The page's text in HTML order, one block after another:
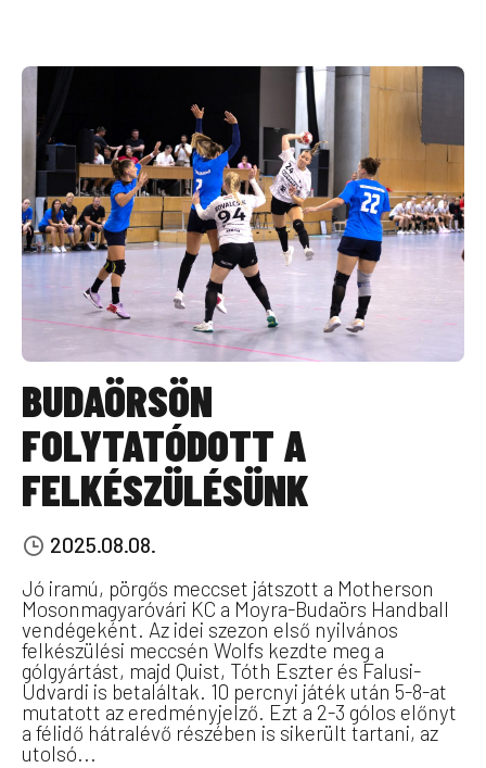
BUDAÖRSÖN
FOLYTATÓDOTT A
FELKÉSZÜLÉSÜNK
2025.08.08.
Jó iramú, pörgős meccset játszott a Motherson
Mosonmagyaróvári KC a Moyra-Budaörs Handball
vendégeként. Az idei szezon első nyilvános
felkészülési meccsén Wolfs kezdte meg a
gólgyártást, majd Quist, Tóth Eszter és Falusi-
Udvardi is betaláltak. 10 percnyi játék után 5-8-at
mutatott az eredményjelző. Ezt a 2-3 gólos előnyt
a félidő hátralévő részében is sikerült tartani, az
utolsó...